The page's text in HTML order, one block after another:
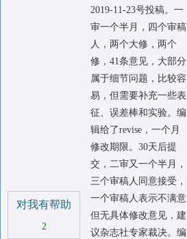
对我有帮助
2
2019-11-23号投稿。一
审一个半月，四个审稿
人，两个大修，两个
修，41条意见，大部分
属于细节问题，比较容
易，但需要补充一些表
征、误差棒和实验。编
辑给了revise，一个月
修改期限。30天后提
交，二审又一个半月，
三个审稿人同意接受，
一个审稿人表示不满意
但无具体修改意见，建
议杂志社专家裁决。编